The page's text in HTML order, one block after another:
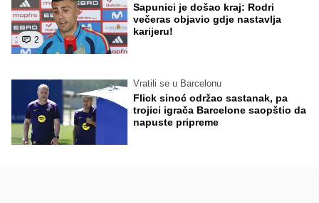
2
Sapunici je došao kraj: Rodri
večeras objavio gdje nastavlja
karijeru!
Vratili se u Barcelonu
Flick sinoć održao sastanak, pa
trojici igrača Barcelone saopštio da
napuste pripreme